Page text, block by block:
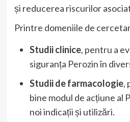
și reducerea riscurilor
Printre domeniile de
Studii clinice, pentru a
siguranța Perozin în
Studii de farmacologie,
bine modul de acțiune al
noi indicații și utilizări.